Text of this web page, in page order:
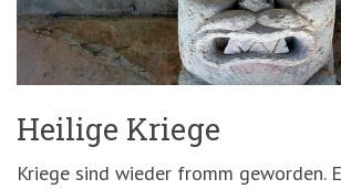
Heilige Kriege
Kriege sind wieder fromm geworden.